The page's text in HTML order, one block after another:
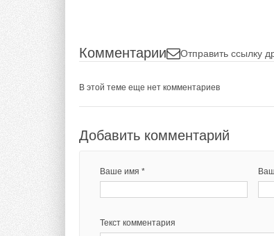
Комментарии Отправить ссылку
В этой теме еще нет комментариев
Добавить комментарий
Ваше имя *
Текст комментария